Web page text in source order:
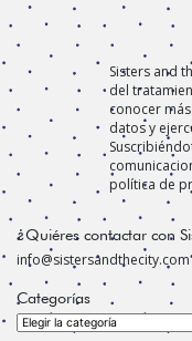
Sisters and
del
conocer
datos y
política de
¿Quiéres contactar con
info@sistersandthecity.com
Categorías
Categorías